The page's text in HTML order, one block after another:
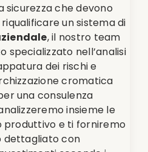
sicurezza che devono
un sistema di
, il nostro team
nell’analisi
dei rischi e
cromatica
una consulenza
insieme le
produttivo e ti forniremo
dettagliato con